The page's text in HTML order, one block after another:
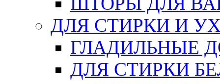
ДЛЯ СТИРКИ И
ГЛАДИЛЬНЫЕ
ДЛЯ СТИРКИ